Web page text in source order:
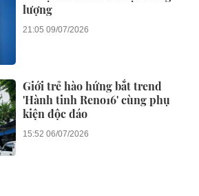
lượng
21:05 09/07/2026
Giới trẻ hào hứng bắt trend
'Hành tinh Reno16' cùng phụ
kiện độc đáo
15:52 06/07/2026